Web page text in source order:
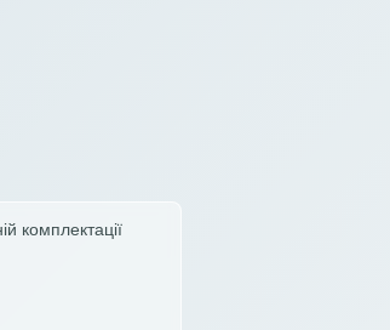
комплектації